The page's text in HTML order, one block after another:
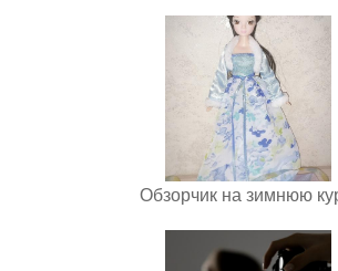
Обзорчик на зимнюю